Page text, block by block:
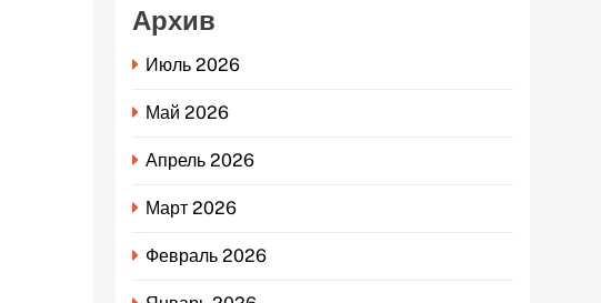
Архив
Июль 2026
Май 2026
Апрель 2026
Март 2026
Февраль 2026